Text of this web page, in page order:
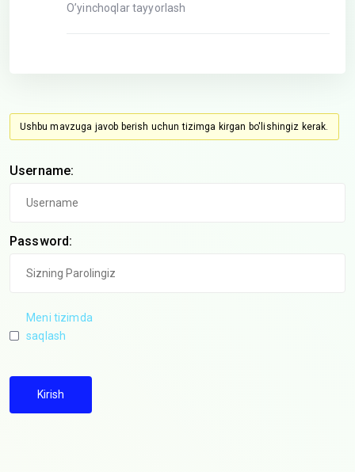
O’yinchoqlar tayyorlash
Ushbu mavzuga javob berish uchun tizimga kirgan bo'lishingiz kerak.
Username:
Password:
Meni tizimda
saqlash
Kirish